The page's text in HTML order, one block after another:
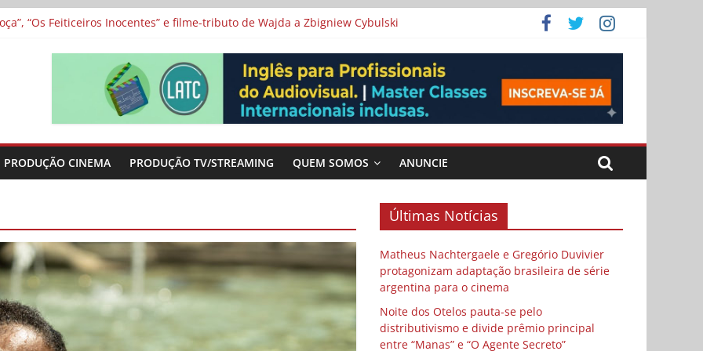
“Os Feiticeiros Inocentes” e filme-tributo de Wajda a Zbigniew Cybulski
protagonizam adaptação brasileira de série argentina para o cinema
e divide prêmio principal entre “Manas” e “O Agente Secreto”
metragens sobre envelhecimento criados a partir de histórias de vida
PRODUÇÃO CINEMA PRODUÇÃO TV/STREAMING QUEM SOMOS ANUNCIE
Últimas Notícias
Matheus Nachtergaele e Gregório Duvivier
protagonizam adaptação brasileira de série
argentina para o cinema
Noite dos Otelos pauta-se pelo
distributivismo e divide prêmio principal
entre “Manas” e “O Agente Secreto”